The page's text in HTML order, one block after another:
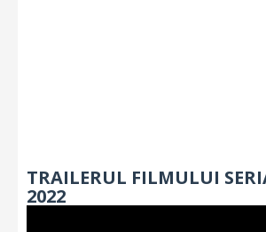
TRAILERUL FILMULUI
2022